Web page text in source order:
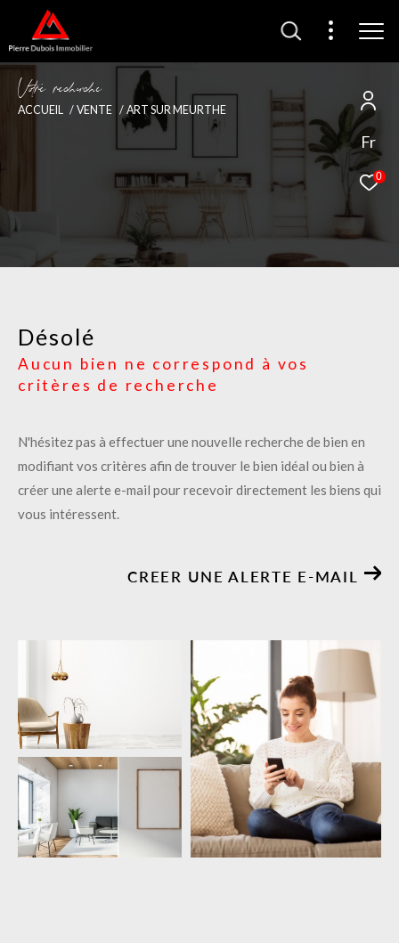
Fr
0
Vore recece
ACCUEIL VENTE ART SUR MEURTHE
Désolé
Aucun bien ne correspond à vos
critères de recherche
N'hésitez pas à effectuer une nouvelle recherche de bien en
modifiant vos critères afin de trouver le bien idéal ou bien à
créer une alerte e-mail pour recevoir directement les biens qui
vous intéressent.
CREER UNE ALERTE E-MAIL